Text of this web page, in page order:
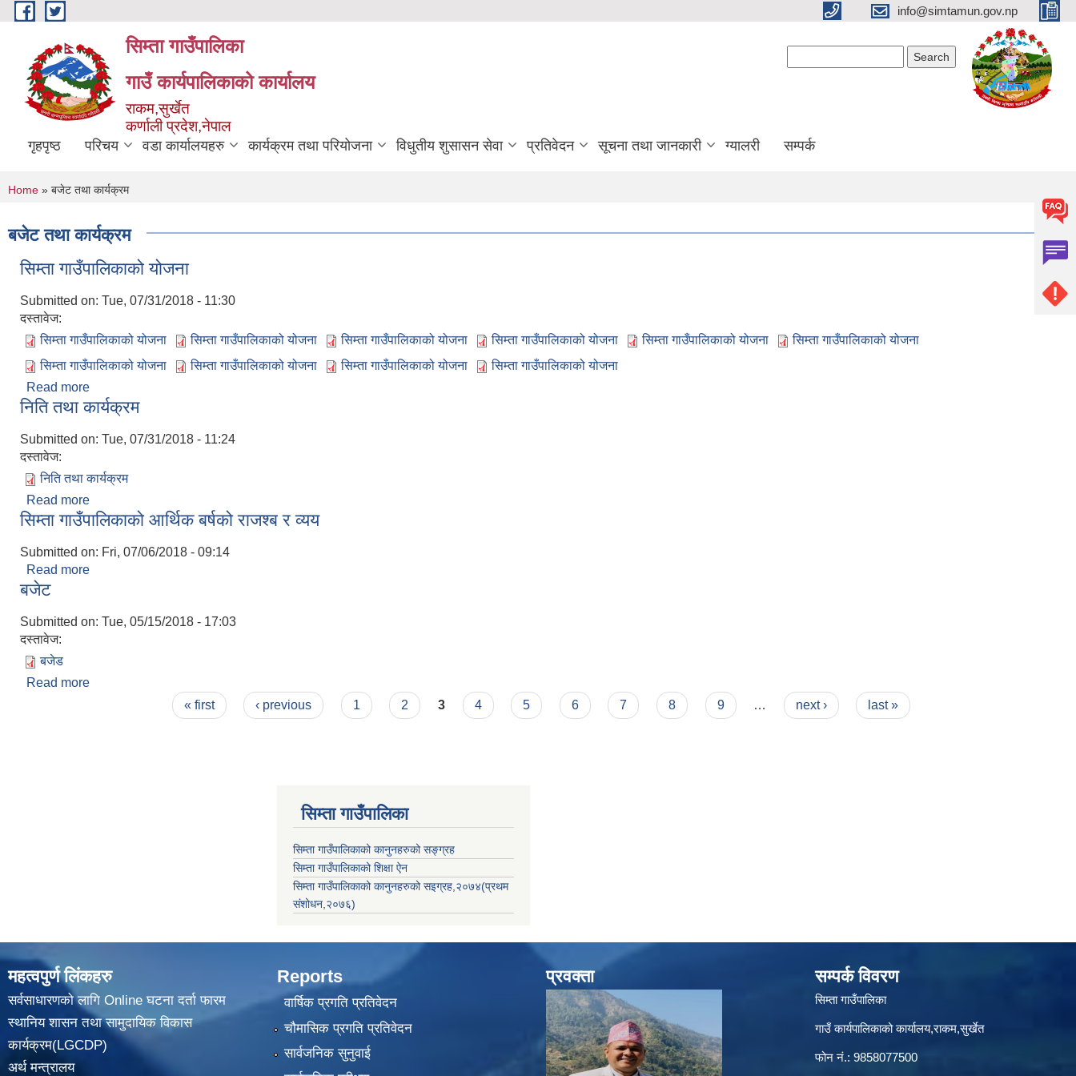
Skip to main content info@simtamun.gov.np
सिम्ता गाउँपालिका
गाउँ कार्यपालिकाको कार्यालय
राकम,सुर्खेत
कर्णाली प्रदेश,नेपाल
गृहपृष्ठ परिचय वडा कार्यालयहरु कार्यक्रम तथा परियोजना विधुतीय शुसासन सेवा प्रतिवेदन सूचना तथा जानकारी ग्यालरी सम्पर्क
You are here
Home » बजेट तथा कार्यक्रम
बजेट तथा कार्यक्रम
सिम्ता गाउँपालिकाको योजना
Submitted on: Tue, 07/31/2018 - 11:30
दस्तावेज:
सिम्ता गाउँपालिकाको योजना
सिम्ता गाउँपालिकाको योजना सिम्ता गाउँपालिकाको योजना सिम्ता गाउँपालिकाको योजना सिम्ता गाउँपालिकाको योजना
सिम्ता गाउँपालिकाको योजना
सिम्ता गाउँपालिकाको योजना
सिम्ता गाउँपालिकाको योजना सिम्ता गाउँपालिकाको योजना
सिम्ता गाउँपालिकाको योजना
Read more
निति तथा कार्यक्रम
Submitted on: Tue, 07/31/2018 - 11:24
दस्तावेज:
निति तथा कार्यक्रम
Read more
सिम्ता गाउँपालिकाको आर्थिक बर्षको राजश्ब र व्यय
Submitted on: Fri, 07/06/2018 - 09:14
Read more
बजेट
Submitted on: Tue, 05/15/2018 - 17:03
दस्तावेज:
बजेड
Read more
« first ‹ previous 1 2 3 4 5 6 7 8 9 … next › last »
सिम्ता गाउँपालिका
सिम्ता गाउँपालिकाको कानुनहरुको सङ्ग्रह
सिम्ता गाउँपालिकाको शिक्षा ऐन
सिम्ता गाउँपालिकाको कानुनहरुको सइग्रह,२०७४(प्रथम
संशोधन,२०७६)
महत्वपुर्ण लिंकहरु
सर्वसाधारणको लागि Online घटना दर्ता फारम
स्थानिय शासन तथा सामुदायिक विकास
कार्यक्रम(LGCDP)
अर्थ मन्त्रालय
Reports
वार्षिक प्रगति प्रतिवेदन
चौमासिक प्रगति प्रतिवेदन
सार्वजनिक सुनुवाई
प्रवक्ता सम्पर्क विवरण
सिम्ता गाउँपालिका
गाउँ कार्यपालिकाको कार्यालय,राकम,सुर्खेत
फोन नं.: 9858077500